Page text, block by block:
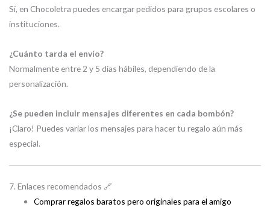
Sí, en Chocoletra puedes encargar pedidos para grupos escolares o
instituciones.
¿Cuánto tarda el envío?
Normalmente entre 2 y 5 días hábiles, dependiendo de la
personalización.
¿Se pueden incluir mensajes diferentes en cada bombón?
¡Claro! Puedes variar los mensajes para hacer tu regalo aún más
especial.
7. Enlaces recomendados 🔗
Comprar regalos baratos pero originales para el amigo